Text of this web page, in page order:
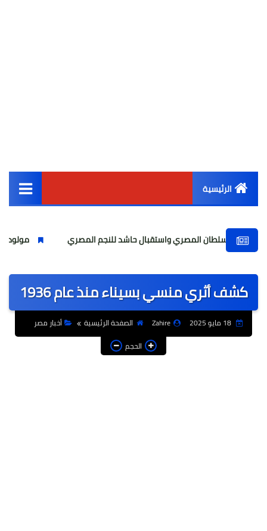
الرئيسية
أخبار مصر
عالمى
الرياضة
حوادث وقضايا
واستقبال حاشد للنجم المصري مولودية الجزائر يتعاقد
كشف أثري منسي بسيناء منذ عام 1936
18 مايو 2025 Zahire الصفحة الرئيسية
أخبار مصر
الحجم